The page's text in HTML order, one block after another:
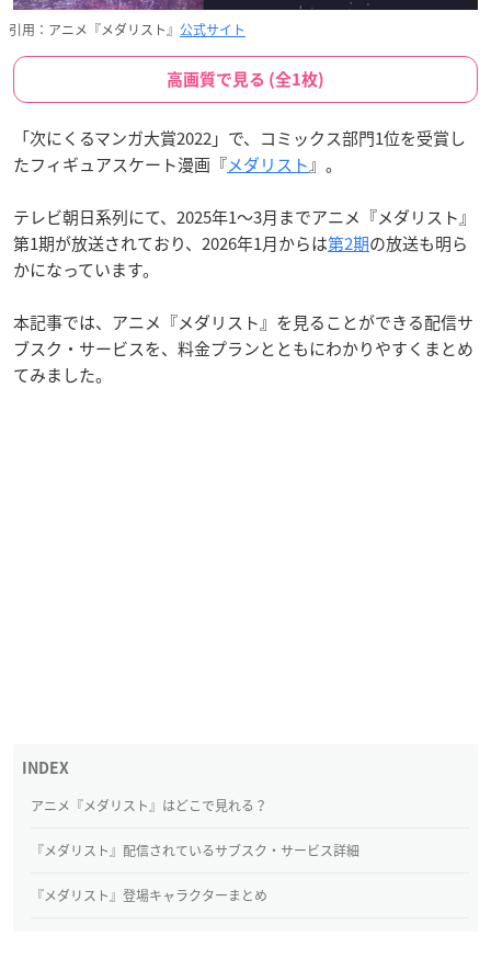
引用：アニメ『メダリスト』 公式サイト
高画質で見る (全1枚)
「次にくるマンガ大賞2022」で、コミックス部門1位を受賞し
たフィギュアスケート漫画『メダリスト』。
テレビ朝日系列にて、2025年1〜3月までアニメ『メダリスト』
第1期が放送されており、2026年1月からは第2期の放送も明ら
かになっています。
本記事では、アニメ『メダリスト』を見ることができる配信サ
ブスク・サービスを、料金プランとともにわかりやすくまとめ
てみました。
アニメ『メダリスト』はどこで見れる？
『メダリスト』配信されているサブスク・サービス詳細
『メダリスト』登場キャラクターまとめ